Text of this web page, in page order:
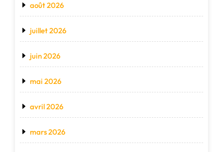
août 2026
juillet 2026
juin 2026
mai 2026
avril 2026
mars 2026